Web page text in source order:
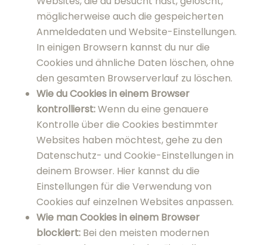
Kontrolle über die Cookies bestimmter
Websites haben möchtest, gehe zu den
Datenschutz- und Cookie-Einstellungen in
deinem Browser. Hier kannst du die
Einstellungen für die Verwendung von
Cookies auf einzelnen Websites anpassen.
Wie man Cookies in einem Browser
blockiert:Bei den meisten modernen
Browsern kann man in den Einstellungen
festlegen, dass keine Cookies auf deinem
Gerät gespeichert werden. Das Blockieren
von Cookies kann jedoch dazu führen, dass
bestimmte Services und Funktionen nicht
richtig funktionieren, z. B. die Anmeldung als
Nutzer. Für viele Browser gibt es auch
Erweiterungen, die das Setzen von Cookies